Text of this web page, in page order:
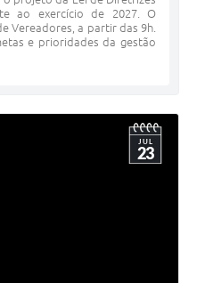
ao exercício de 2027. O
Vereadores, a partir das 9h.
e prioridades da gestão
JUL
23